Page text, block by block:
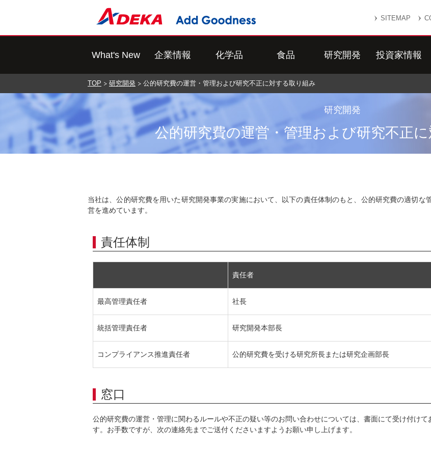
SITEMAP
What's New 企業情報 化学品 食品 研究開発 投資家情報
TOP 研究開発 公的研究費の運営・管理および研究不正に対する取り組み
研究開発
公的研究費の運営・管理および研究不正
当社は、公的研究費を用いた研究開発事業の実施において、以下の責任体制のもと、公的研究費の適切な
営を進めています。
責任体制
責任者
最高管理責任者 社長
統括管理責任者 研究開発本部長
コンプライアンス推進責任者 公的研究費を受ける研究所長または研究企画部長
窓口
公的研究費の運営・管理に関わるルールや不正の疑い等のお問い合わせについては、書面にて受け付けて
す。お手数ですが、次の連絡先までご送付くださいますようお願い申し上げます。